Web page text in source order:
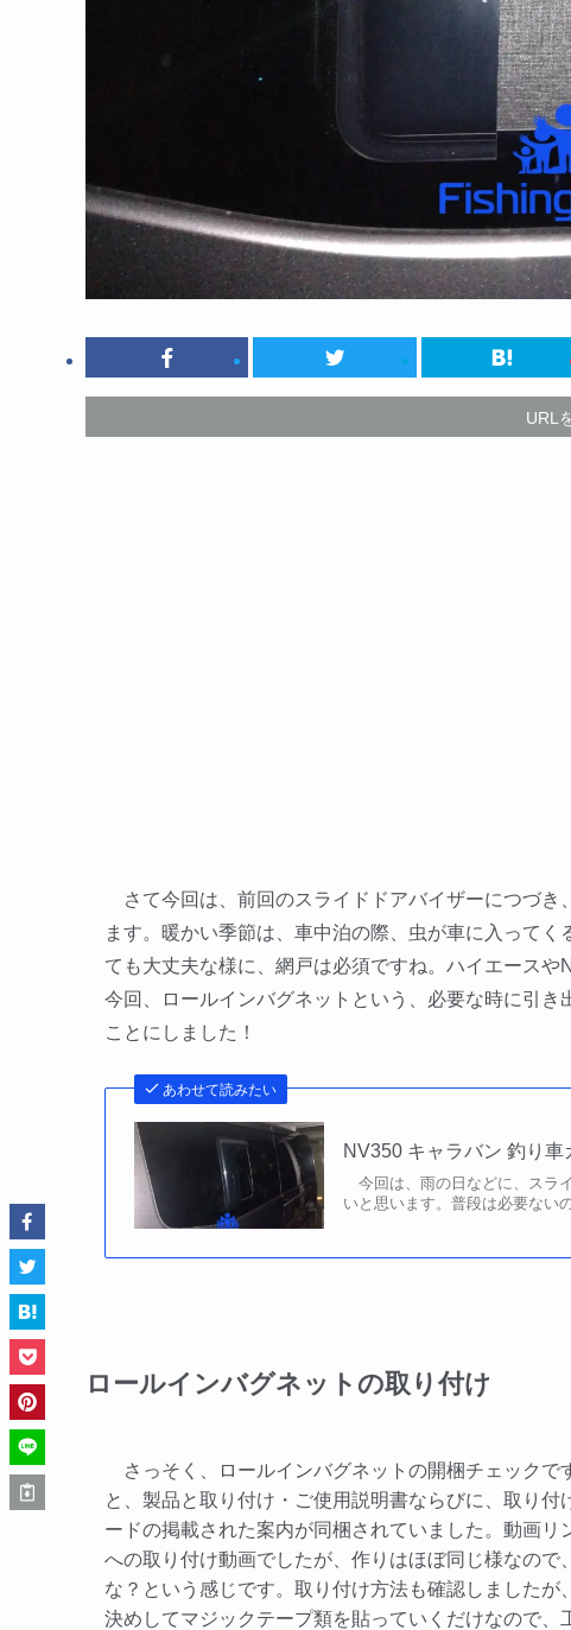
URL
さて今回は、前回のスライドドアバイザーにつづき
ます。暖かい季節は、車中泊の際、虫が車に入って
ても大丈夫な様に、網戸は必須ですね。ハイエースや
今回、ロールインバグネットという、必要な時に引
ことにしました！
あわせて読みたい
NV350 キャラバン 釣り
今回は、雨の日などに、スラ
いと思います。普段は必要ない
ロールインバグネットの取り付け
さっそく、ロールインバグネットの開梱チェックで
と、製品と取り付け・ご使用説明書ならびに、取り付
ードの掲載された案内が同梱されていました。動画リ
への取り付け動画でしたが、作りはほぼ同じ様なので
な？という感じです。取り付け方法も確認しましたが
決めしてマジックテープ類を貼っていくだけなので、